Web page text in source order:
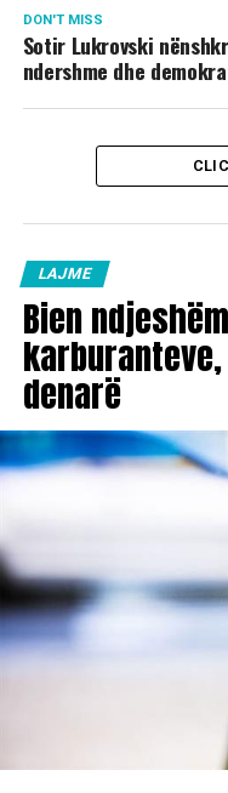
DON'T MISS
Sotir Lukrovski
ndershme dhe
LAJME
Bien
denarë